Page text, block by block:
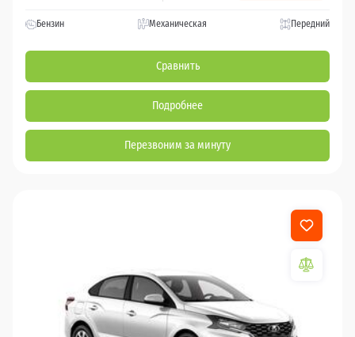
Бензин Механическая Передний
Сравнить
Подробнее
Перезвоним за минуту